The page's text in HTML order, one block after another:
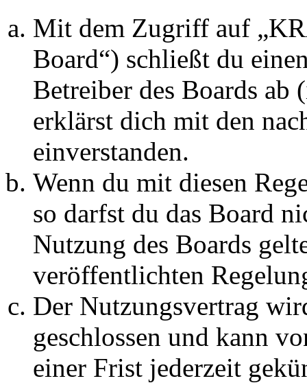
Mit dem Zugriff auf
Board“) schließt du
Betreiber des Boards ab
erklärst dich mit den
einverstanden.
Wenn du mit diesen
so darfst du das Board
Nutzung des Boards
veröffentlichten
Der Nutzungsvertrag
geschlossen und kann
einer Frist jederzeit